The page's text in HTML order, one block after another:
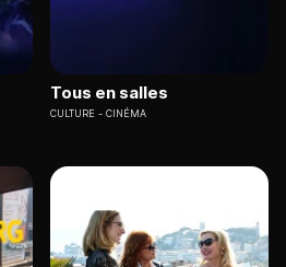
Tous en salles
CULTURE CINÉMA